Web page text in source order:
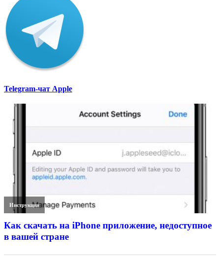
Telegram-чат Apple
Инструкции
Как скачать на iPhone приложение, недоступное
в вашей стране